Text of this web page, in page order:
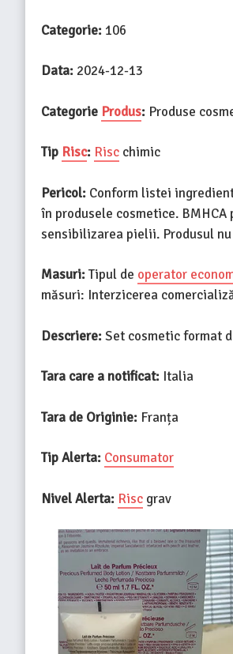
Categorie: 106
Data: 2024-12-13
Categorie Produs: Produse
Tip Risc: Risc chimic
Pericol: Conform listei
în produsele cosmetice.
sensibilizarea pielii. Produsul
Masuri:Tipul de operator
măsuri: Interzicerea
Descriere:Set cosmetic format
Tara care a notificat: Italia
Tara de Originie: Franța
Tip Alerta: Consumator
Nivel Alerta: Risc grav